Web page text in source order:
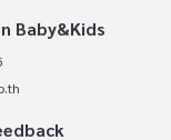
Baby&Kids